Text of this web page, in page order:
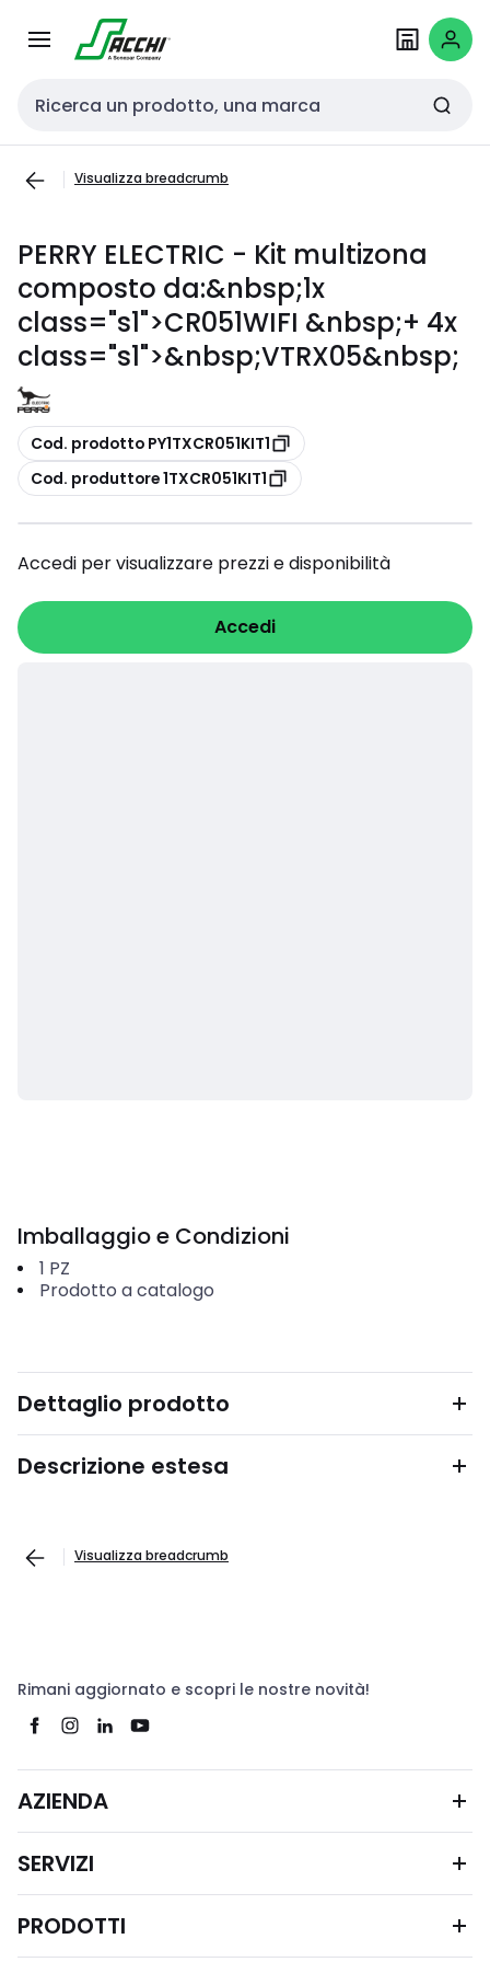
navigazionecontenuto
Cerca input
Visualizza breadcrumb
PERRY ELECTRIC - Kit multizona
composto da:&nbsp;1x
class="s1">CR051WIFI &nbsp;+ 4x
class="s1">&nbsp;VTRX05&nbsp;
copia
Cod. prodotto PY1TXCR051KIT1
copia
Cod. produttore 1TXCR051KIT1
Accedi per visualizzare prezzi e disponibilità
Accedi
Imballaggio e Condizioni
1 PZ
Prodotto a catalogo
Dettaglio prodotto
Descrizione estesa
Visualizza breadcrumb
Rimani aggiornato e scopri le nostre novità!
AZIENDA
SERVIZI
PRODOTTI